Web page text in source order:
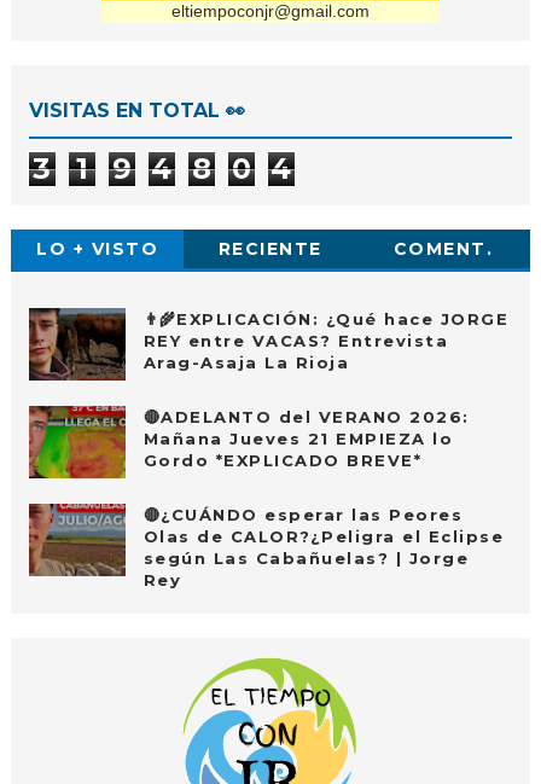
eltiempoconjr@gmail.com
VISITAS EN TOTAL 👀
3 1 9 4 8 0 4
LO + VISTO RECIENTE COMENT.
👨‍🌾EXPLICACIÓN: ¿Qué hace JORGE
REY entre VACAS? Entrevista
Arag-Asaja La Rioja
🔴ADELANTO del VERANO 2026:
Mañana Jueves 21 EMPIEZA lo
Gordo *EXPLICADO BREVE*
🔴¿CUÁNDO esperar las Peores
Olas de CALOR?¿Peligra el Eclipse
según Las Cabañuelas? | Jorge
Rey